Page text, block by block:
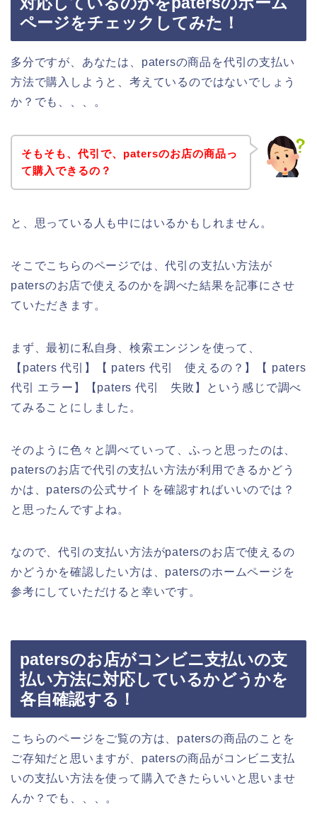
ページをチェックしてみた！
多分ですが、あなたは、patersの商品を代引の支払い
方法で購入しようと、考えているのではないでしょう
か？でも、、、。
そもそも、代引で、patersのお店の商品っ
て購入できるの？
と、思っている人も中にはいるかもしれません。
そこでこちらのページでは、代引の支払い方法が
patersのお店で使えるのかを調べた結果を記事にさせ
ていただきます。
まず、最初に私自身、検索エンジンを使って、
【paters 代引】【 paters 代引 使えるの？】【 paters
代引 エラー】【paters 代引 失敗】という感じで調べ
てみることにしました。
そのように色々と調べていって、ふっと思ったのは、
patersのお店で代引の支払い方法が利用できるかどう
かは、patersの公式サイトを確認すればいいのでは？
と思ったんですよね。
なので、代引の支払い方法がpatersのお店で使えるの
かどうかを確認したい方は、patersのホームページを
参考にしていただけると幸いです。
patersのお店がコンビニ支払いの支
払い方法に対応しているかどうかを
各自確認する！
こちらのページをご覧の方は、patersの商品のことを
ご存知だと思いますが、patersの商品がコンビニ支払
いの支払い方法を使って購入できたらいいと思いませ
んか？でも、、、。